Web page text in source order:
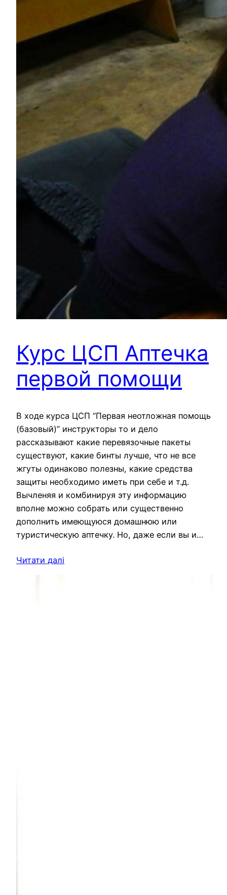
Курс ЦСП Аптечка
первой помощи
В ходе курса ЦСП “Первая неотложная помощь
(базовый)” инструкторы то и дело
рассказывают какие перевязочные пакеты
существуют, какие бинты лучше, что не все
жгуты одинаково полезны, какие средства
защиты необходимо иметь при себе и т.д.
Вычленяя и комбинируя эту информацию
вполне можно собрать или существенно
дополнить имеющуюся домашнюю или
туристическую аптечку. Но, даже если вы и…
Читати далі